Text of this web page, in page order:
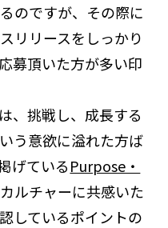
のですが、その際に
リリースをしっかり
募頂いた方が多い印
、挑戦し、成長する
う意欲に溢れた方ば
げているPurpose・
ルチャーに共感いた
しているポイントの